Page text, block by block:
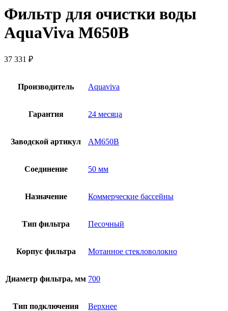
Фильтр для очистки воды
AquaViva M650B
37 331 ₽
Производитель Aquaviva
Гарантия 24 месяца
Заводской артикул AM650B
Соединение 50 мм
Назначение Коммерческие бассейны
Тип фильтра Песочный
Корпус фильтра Мотанное стекловолокно
Диаметр фильтра, мм 700
Тип подключения Верхнее